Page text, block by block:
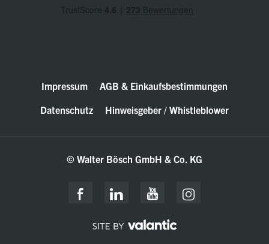
Impressum
AGB & Einkaufsbestimmungen
Datenschutz
Hinweisgeber / Whistleblower
© Walter Bösch GmbH & Co. KG